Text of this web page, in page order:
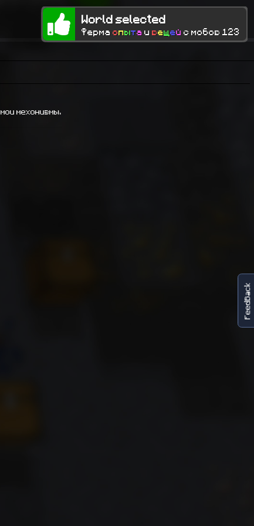
FeedBack
мехонизмы.
World selected
Ферма опыта и вещей с мобов 123